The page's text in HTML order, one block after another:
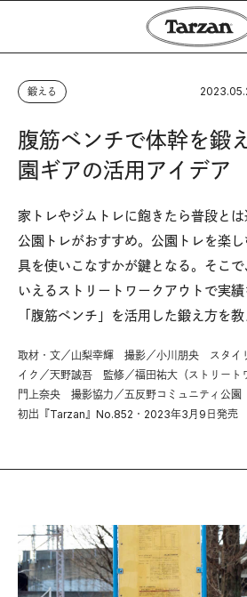
鍛える
腹筋ベンチで体幹を鍛
園ギアの活用アイデア
家トレやジムトレに飽きたら普段と
公園トレがおすすめ。公園トレを楽
具を使いこなすかが鍵となる。そこ
いえるストリートワークアウトで実
「腹筋ベンチ」を活用した鍛え方を教
取材・文／山梨幸輝 撮影／小川朋央 スタイ
イク／天野誠吾 監修／福田祐大（ストリー
門上奈央 撮影協力／五反野コミュニティ公園
初出『Tarzan』No.852・2023年3月9日発売